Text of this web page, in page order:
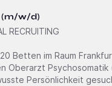
(m/w/d)
RECRUITING
Betten im Raum
Persönlichkeit